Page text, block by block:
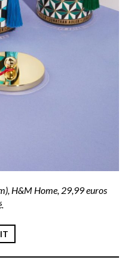
H&M Home, 29,99 euros